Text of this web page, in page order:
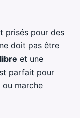
prisés pour des
doit pas être
et une
parfait pour
ou marche